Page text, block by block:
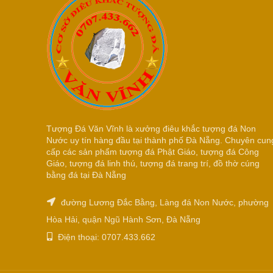
Tượng Đá Văn Vĩnh là xưởng điêu khắc tượng đá Non
Nước uy tín hàng đầu tại thành phố Đà Nẵng. Chuyên
cấp các sản phẩm tượng đá Phật Giáo, tượng đá Công
Giáo, tượng đá linh thú, tượng đá trang trí, đồ thờ cúng
bằng đá tại Đà Nẵng
đường Lương Đắc Bằng, Làng đá Non Nước, phường
Hòa Hải, quận Ngũ Hành Sơn, Đà Nẵng
Điện thoại: 0707.433.662